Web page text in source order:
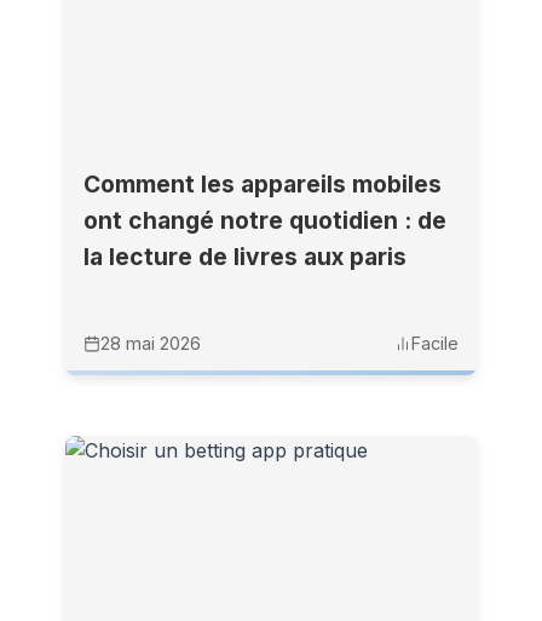
Comment les appareils mobiles
ont changé notre quotidien : de
la lecture de livres aux paris
28 mai 2026 Facile